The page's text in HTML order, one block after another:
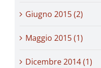
Giugno 2015 (2)
Maggio 2015 (1)
Dicembre 2014 (1)